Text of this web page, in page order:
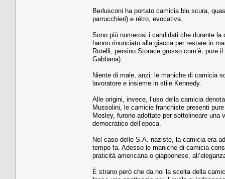
Berlusconi ha portato camicia blu scura,
parrucchieri) e rétro, evocativa.
Sono più numerosi i candidati che durante
hanno rinunciato alla giacca per restare in
Rutelli, persino Storace grosso com’è, pure
Gabbana).
Niente di male, anzi: le maniche di camicia
lavoratore e insieme in stile Kennedy.
Alle origini, invece, l’uso della camicia
Mussolini, le camicie franchiste presenti
Mosley, furono adottate per sottolineare
democratico dell’epoca.
Nel caso delle S.A. naziste, la camicia era
tempo fa. Adesso le maniche di camicia
praticità americana o giapponese,
È strano però che da noi la scelta della